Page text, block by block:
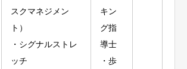
スクマネジメン
ト）
・シグナルストレ
ッチ
キン
グ指
導士
・歩